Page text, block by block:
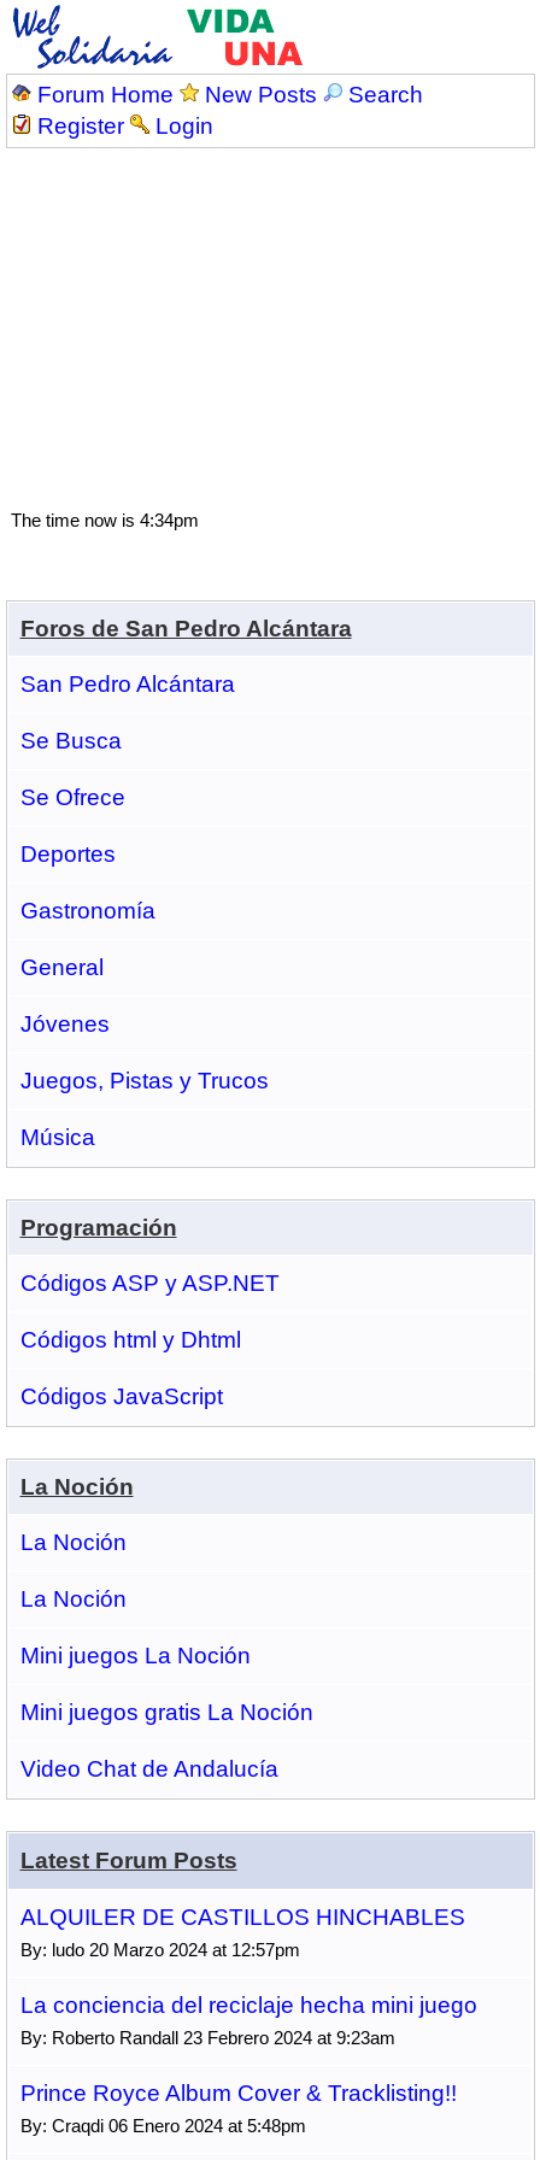
Forum Home New Posts
Search
Register
Login
The time now is 4:34pm
Foros de San Pedro Alcántara
San Pedro Alcántara
Se Busca
Se Ofrece
Deportes
Gastronomí­a
General
Jóvenes
Juegos, Pistas y Trucos
Música
Programación
Códigos ASP y ASP.NET
Códigos html y Dhtml
Códigos JavaScript
La Noción
La Noción
La Noción
Mini juegos La Noción
Mini juegos gratis La Noción
Video Chat de Andalucía
Latest Forum Posts
ALQUILER DE CASTILLOS HINCHABLES
By: ludo 20 Marzo 2024 at 12:57pm
La conciencia del reciclaje hecha mini juego
By: Roberto Randall 23 Febrero 2024 at 9:23am
Prince Royce Album Cover & Tracklisting!!
By: Craqdi 06 Enero 2024 at 5:48pm